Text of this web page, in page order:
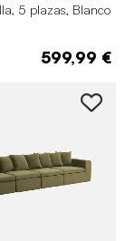
5 plazas, Blanco
599,99 €